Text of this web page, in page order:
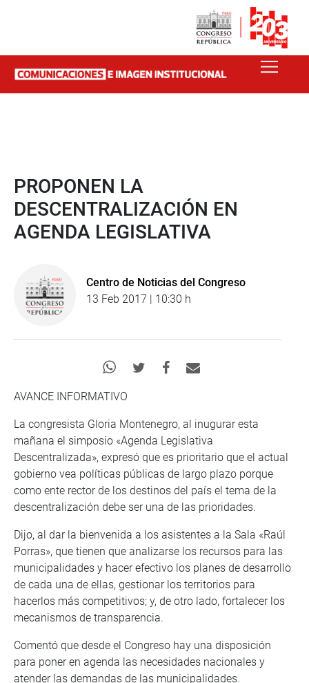
PROPONEN LA
DESCENTRALIZACIÓN EN
AGENDA LEGISLATIVA
Centro de Noticias del Congreso
13 Feb 2017 | 10:30 h
AVANCE INFORMATIVO
La congresista Gloria Montenegro, al inugurar esta
mañana el simposio «Agenda Legislativa
Descentralizada», expresó que es prioritario que el actual
gobierno vea políticas públicas de largo plazo porque
como ente rector de los destinos del país el tema de la
descentralización debe ser una de las prioridades.
Dijo, al dar la bienvenida a los asistentes a la Sala «Raúl
Porras», que tienen que analizarse los recursos para las
municipalidades y hacer efectivo los planes de desarrollo
de cada una de ellas, gestionar los territorios para
hacerlos más competitivos; y, de otro lado, fortalecer los
mecanismos de transparencia.
Comentó que desde el Congreso hay una disposición
para poner en agenda las necesidades nacionales y
atender las demandas de las municipalidades.